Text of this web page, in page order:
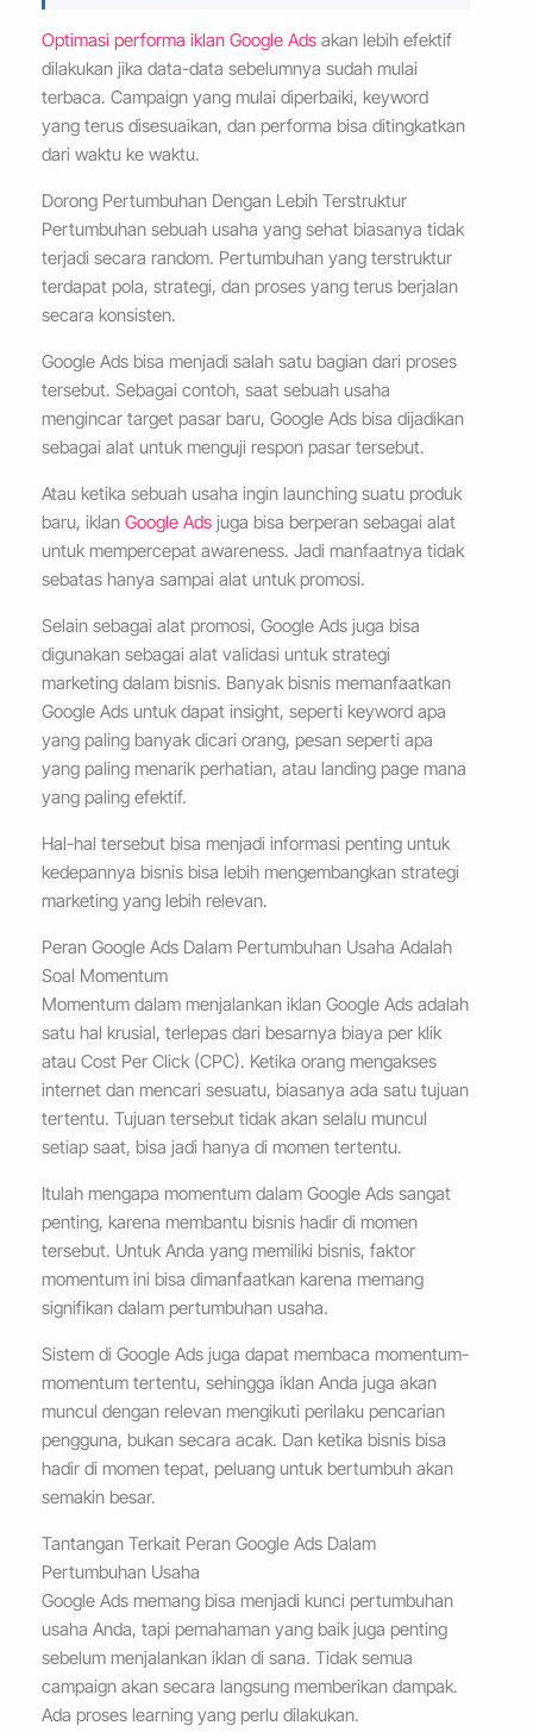
Optimasi performa iklan Google Ads akan lebih efektif
dilakukan jika data-data sebelumnya sudah mulai
terbaca. Campaign yang mulai diperbaiki, keyword
yang terus disesuaikan, dan performa bisa ditingkatkan
dari waktu ke waktu.
Dorong Pertumbuhan Dengan Lebih Terstruktur
Pertumbuhan sebuah usaha yang sehat biasanya tidak
terjadi secara random. Pertumbuhan yang terstruktur
terdapat pola, strategi, dan proses yang terus berjalan
secara konsisten.
Google Ads bisa menjadi salah satu bagian dari proses
tersebut. Sebagai contoh, saat sebuah usaha
mengincar target pasar baru, Google Ads bisa dijadikan
sebagai alat untuk menguji respon pasar tersebut.
Atau ketika sebuah usaha ingin launching suatu produk
baru, iklanGoogle Ads juga bisa berperan sebagai alat
untuk mempercepat awareness. Jadi manfaatnya tidak
sebatas hanya sampai alat untuk promosi.
Selain sebagai alat promosi, Google Ads juga bisa
digunakan sebagai alat validasi untuk strategi
marketing dalam bisnis. Banyak bisnis memanfaatkan
Google Ads untuk dapat insight, seperti keyword apa
yang paling banyak dicari orang, pesan seperti apa
yang paling menarik perhatian, atau landing page mana
yang paling efektif.
Hal-hal tersebut bisa menjadi informasi penting untuk
kedepannya bisnis bisa lebih mengembangkan strategi
marketing yang lebih relevan.
Peran Google Ads Dalam Pertumbuhan Usaha Adalah
Soal Momentum
Momentum dalam menjalankan iklan Google Ads adalah
satu hal krusial, terlepas dari besarnya biaya per klik
atau Cost Per Click (CPC). Ketika orang mengakses
internet dan mencari sesuatu, biasanya ada satu tujuan
tertentu. Tujuan tersebut tidak akan selalu muncul
setiap saat, bisa jadi hanya di momen tertentu.
Itulah mengapa momentum dalam Google Ads sangat
penting, karena membantu bisnis hadir di momen
tersebut. Untuk Anda yang memiliki bisnis, faktor
momentum ini bisa dimanfaatkan karena memang
signifikan dalam pertumbuhan usaha.
Sistem di Google Ads juga dapat membaca momentum-
momentum tertentu, sehingga iklan Anda juga akan
muncul dengan relevan mengikuti perilaku pencarian
pengguna, bukan secara acak. Dan ketika bisnis bisa
hadir di momen tepat, peluang untuk bertumbuh akan
semakin besar.
Tantangan Terkait Peran Google Ads Dalam
Pertumbuhan Usaha
Google Ads memang bisa menjadi kunci pertumbuhan
usaha Anda, tapi pemahaman yang baik juga penting
sebelum menjalankan iklan di sana. Tidak semua
campaign akan secara langsung memberikan dampak.
Ada proses learning yang perlu dilakukan.